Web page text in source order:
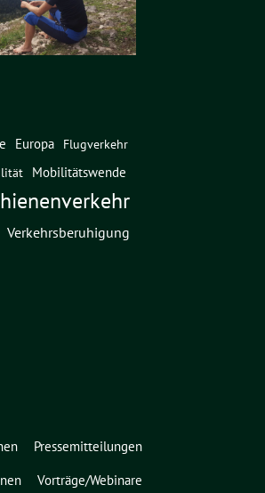
Europa Flugverkehr
Mobilitätswende
Verkehrsberuhigung
Pressemitteilungen
Vorträge/Webinare